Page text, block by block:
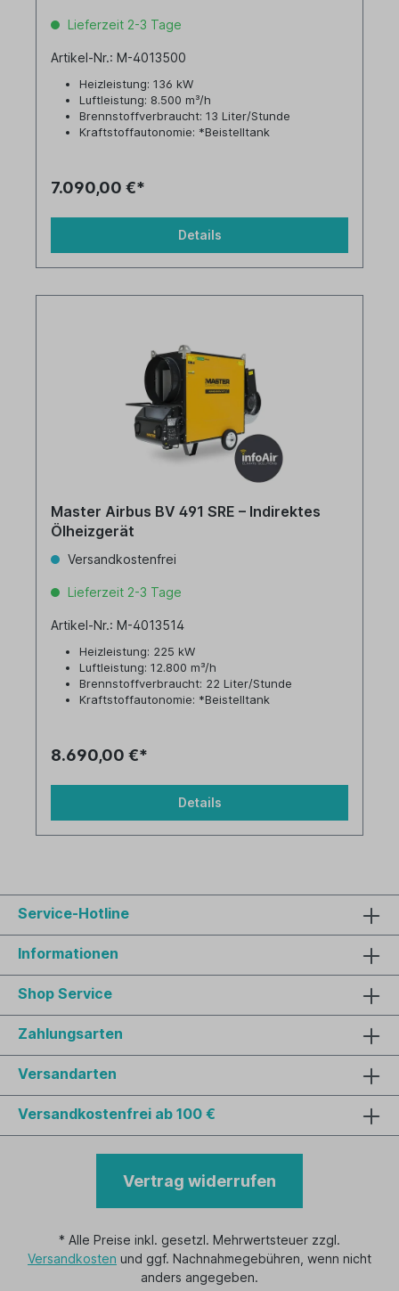
Lieferzeit 2-3 Tage
Artikel-Nr.: M-4013500
Heizleistung: 136 kW
Luftleistung: 8.500 m³/h
Brennstoffverbraucht: 13 Liter/Stunde
Kraftstoffautonomie: *Beistelltank
7.090,00 €*
Details
Master Airbus BV 491 SRE – Indirektes
Ölheizgerät
Versandkostenfrei
Lieferzeit 2-3 Tage
Artikel-Nr.: M-4013514
Heizleistung: 225 kW
Luftleistung: 12.800 m³/h
Brennstoffverbraucht: 22 Liter/Stunde
Kraftstoffautonomie: *Beistelltank
8.690,00 €*
Details
Service-Hotline
Informationen
Shop Service
Zahlungsarten
Versandarten
Versandkostenfrei ab 100 €
Vertrag widerrufen
* Alle Preise inkl. gesetzl. Mehrwertsteuer zzgl.
Versandkosten und ggf. Nachnahmegebühren, wenn nicht
anders angegeben.